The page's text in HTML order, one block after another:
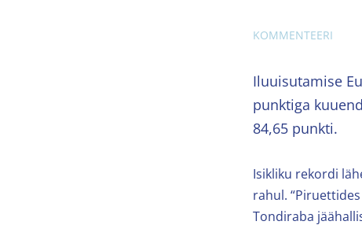
KOMMENTEERI
Iluuisutamise
punktiga
84,65 punkti.
Isikliku rekordi
rahul.
Tondiraba